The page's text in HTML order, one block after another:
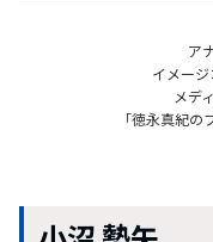
ア
イメー
メデ
「徳永真紀